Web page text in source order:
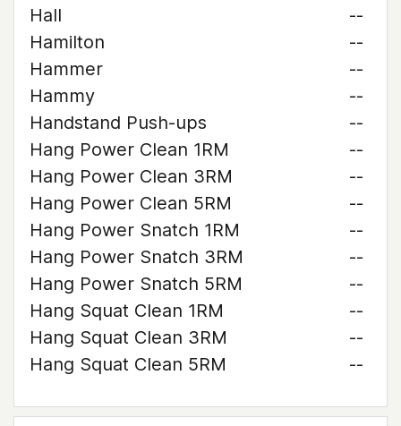
Hall
--
Hamilton
--
Hammer
--
Hammy
--
Handstand Push-ups
--
Hang Power Clean 1RM
--
Hang Power Clean 3RM
--
Hang Power Clean 5RM
--
Hang Power Snatch 1RM
--
Hang Power Snatch 3RM
--
Hang Power Snatch 5RM
--
Hang Squat Clean 1RM
--
Hang Squat Clean 3RM
--
Hang Squat Clean 5RM
--